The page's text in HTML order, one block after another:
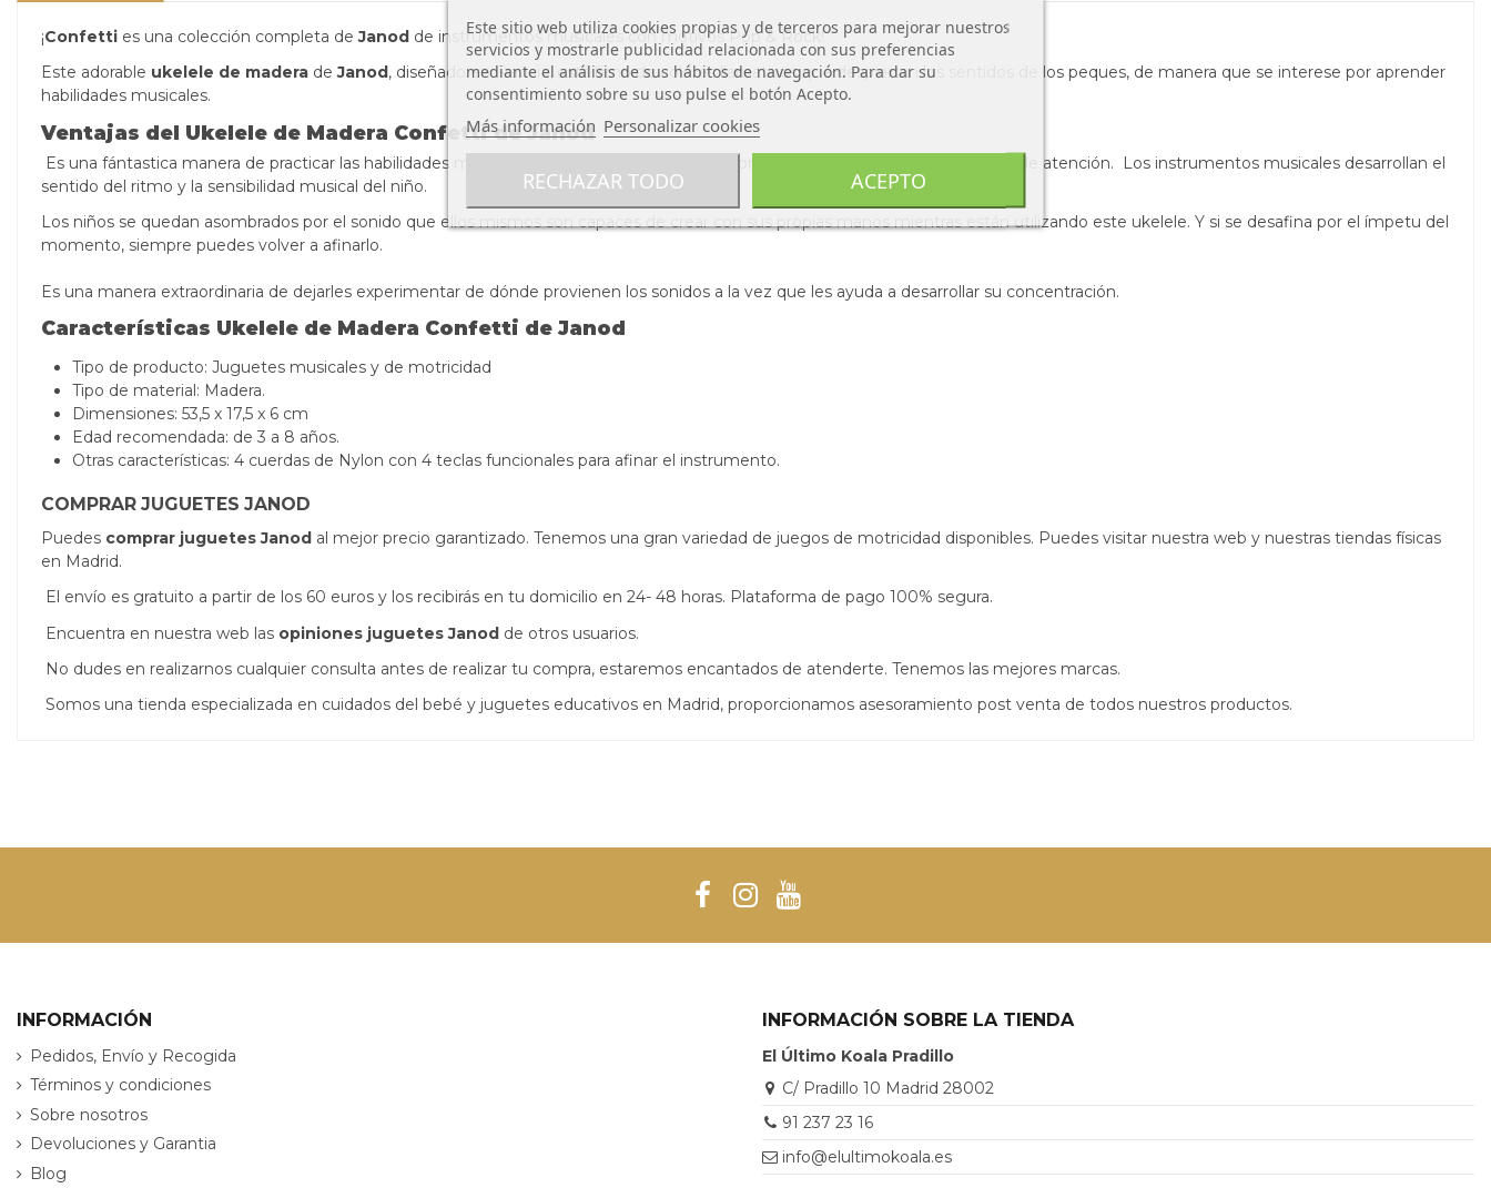
¡Confetti es una colección completa deJanod de instrumentos musicales con motivos Pop & Rock!
Este adorable ukelele de madera deJanod , diseñado en Francia, está lleno de colores llamativos que despiertan los sentidos de los peques, de manera que se interese por aprender
habilidades musicales.
Ventajas del Ukelele de Madera Confetti de Janod
Es una fántastica manera de practicar las habilidades motoras a la vez que fortalecen la coordinación ojo-mano y su capacidad de atención.
Los instrumentos musicales desarrollan el
sentido del ritmo y la sensibilidad musical del niño.
Los niños se quedan asombrados por el sonido que ellos mismos son capaces de crear con sus propias manos mientras están utilizando este ukelele. Y si se desafina por el ímpetu del
momento, siempre puedes volver a afinarlo.
Es una manera extraordinaria de dejarles experimentar de dónde provienen los sonidos a la vez que les ayuda a desarrollar su concentración.
Características Ukelele de Madera Confetti de Janod
Tipo de producto: Juguetes musicales y de motricidad
Tipo de material: Madera.
Dimensiones: 53,5 x 17,5 x 6 cm
Edad recomendada: de 3 a 8 años.
Otras características: 4 cuerdas de Nylon con 4 teclas funcionales para afinar el instrumento.
COMPRAR JUGUETES JANOD
Puedes comprar juguetes Janod al mejor precio garantizado. Tenemos una gran variedad de juegos de motricidad disponibles. Puedes visitar nuestra web y nuestras tiendas físicas
en Madrid.
El envío es gratuito a partir de los 60 euros y los recibirás en tu domicilio en 24- 48 horas. Plataforma de pago 100% segura.
Encuentra en nuestra web las opiniones juguetes Janod de otros usuarios.
No dudes en realizarnos cualquier consulta antes de realizar tu compra, estaremos encantados de atenderte. Tenemos las mejores marcas.
Somos una tienda especializada en cuidados del bebé y juguetes educativos en Madrid, proporcionamos asesoramiento post venta de todos nuestros productos.
INFORMACIÓN
Pedidos, Envío y Recogida
Términos y condiciones
Sobre nosotros
Devoluciones y Garantia
Blog
INFORMACIÓN SOBRE LA TIENDA
El Último Koala Pradillo
C/ Pradillo 10 Madrid 28002
91 237 23 16
info@elultimokoala.es
Este sitio web utiliza cookies propias y de terceros para mejorar nuestros
servicios y mostrarle publicidad relacionada con sus preferencias
mediante el análisis de sus hábitos de navegación. Para dar su
consentimiento sobre su uso pulse el botón Acepto.
Más información Personalizar cookies
RECHAZAR TODO ACEPTO